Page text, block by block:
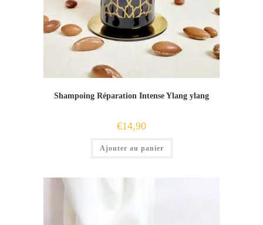
Shampoing Réparation Intense Ylang ylang
€14,90
Ajouter au panier